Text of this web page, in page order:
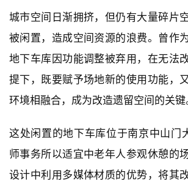
城市空间日渐拥挤，但仍有大量碎片
被闲置，造成空间资源的浪费。曾作
地下车库因功能调整被弃用，在无法
提下，既要赋予场地新的使用功能，
环境相融合，成为改造遗留空间的关键
这处闲置的地下车库位于南京中山门
师事务所以适宜中老年人参观休憩的
设计中利用多媒体材质的优势，将其